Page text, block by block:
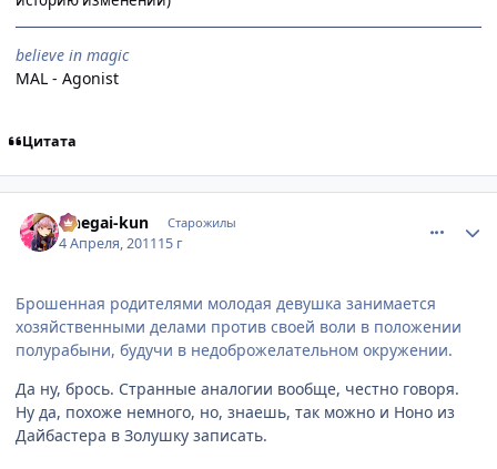
believe in magic
MAL - Agonist
Цитата
Onegai-kun Старожилы
4 Апреля, 201115 г
Брошенная родителями молодая девушка занимается
хозяйственными делами против своей воли в положении
полурабыни, будучи в недоброжелательном окружении.
Да ну, брось. Странные аналогии вообще, честно говоря.
Ну да, похоже немного, но, знаешь, так можно и Ноно из
Дайбастера в Золушку записать.